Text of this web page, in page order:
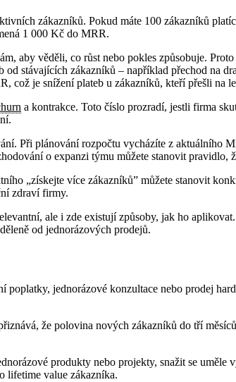
zákazníků. Pokud máte 100 zákazníků
1 000 Kč do MRR.
aby věděli, co růst nebo pokles způsobuje.
stávajících zákazníků – například přechod na
což je snížení plateb u zákazníků, kteří přešli na
a kontrakce. Toto číslo prozradí, jestli firma
Při plánování rozpočtu vycházíte z aktuálního
o expanzi týmu můžete stanovit
„získejte více zákazníků” můžete stanovit
zdraví firmy.
ale i zde existují způsoby, jak ho
od jednorázových prodejů.
jednorázové konzultace nebo prodej
že polovina nových zákazníků do tří
produkty nebo projekty, snažit se
lifetime value zákazníka.